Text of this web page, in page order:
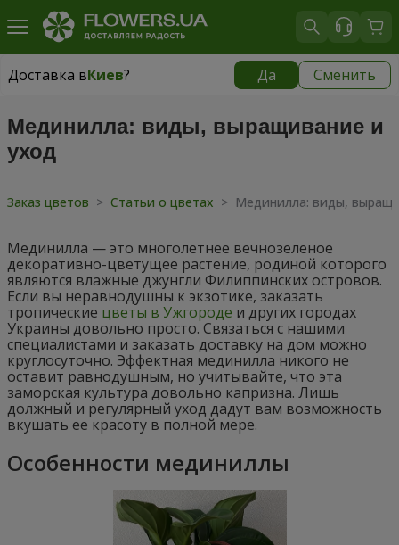
Доставка вКиев? Да Сменить
Доставка вКиев
Мединилла: виды, выращивание и
уход
Заказ цветов > Статьи о цветах > Мединилла: виды,
Мединилла — это многолетнее вечнозеленое
декоративно-цветущее растение, родиной которого
являются влажные джунгли Филиппинских островов.
Если вы неравнодушны к экзотике, заказать
тропические цветы в Ужгороде и других городах
Украины довольно просто. Связаться с нашими
специалистами и заказать доставку на дом можно
круглосуточно. Эффектная мединилла никого не
оставит равнодушным, но учитывайте, что эта
заморская культура довольно капризна. Лишь
должный и регулярный уход дадут вам возможность
вкушать ее красоту в полной мере.
Особенности мединиллы